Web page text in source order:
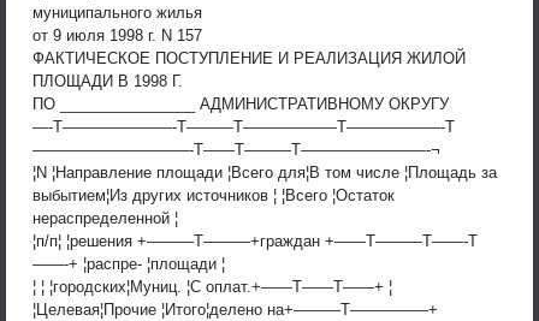
муниципального жилья
от 9 июля 1998 г. N 157
ФАКТИЧЕСКОЕ ПОСТУПЛЕНИЕ И РЕАЛИЗАЦИЯ ЖИЛОЙ
ПЛОЩАДИ В 1998 Г.
ПО ________________ АДМИНИСТРАТИВНОМУ ОКРУГУ
—-T———————-T———T——————T——————-T
——————————-T——T———T————————-¬
¦N ¦Направление площади ¦Всего для¦В том числе ¦Площадь за
выбытием¦Из других источников ¦ ¦Всего ¦Остаток
нераспределенной ¦
¦п/п¦ ¦решения +———T———+граждан +——T———T——-T
——-+ ¦распре- ¦площади ¦
¦ ¦ ¦городских¦Муниц. ¦С оплат.+——T——T——+ ¦
¦Целевая¦Прочие ¦Итого¦делено на+———T—————+